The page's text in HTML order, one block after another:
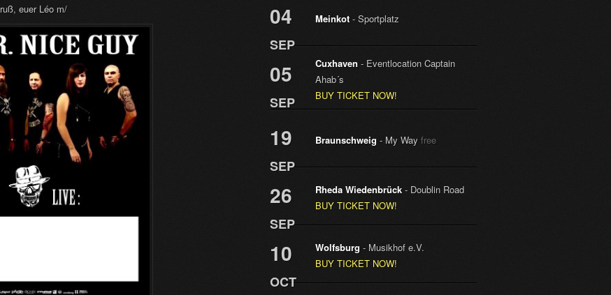
euer Léo m/
04
SEP
Meinkot - Sportplatz
05
SEP
Cuxhaven - Eventlocation Captain
Ahab´s
BUY TICKET NOW!
19
SEP
Braunschweig - My Wayfree
26
SEP
Rheda Wiedenbrück - Doublin Road
BUY TICKET NOW!
10
OCT
Wolfsburg - Musikhof e.V.
BUY TICKET NOW!